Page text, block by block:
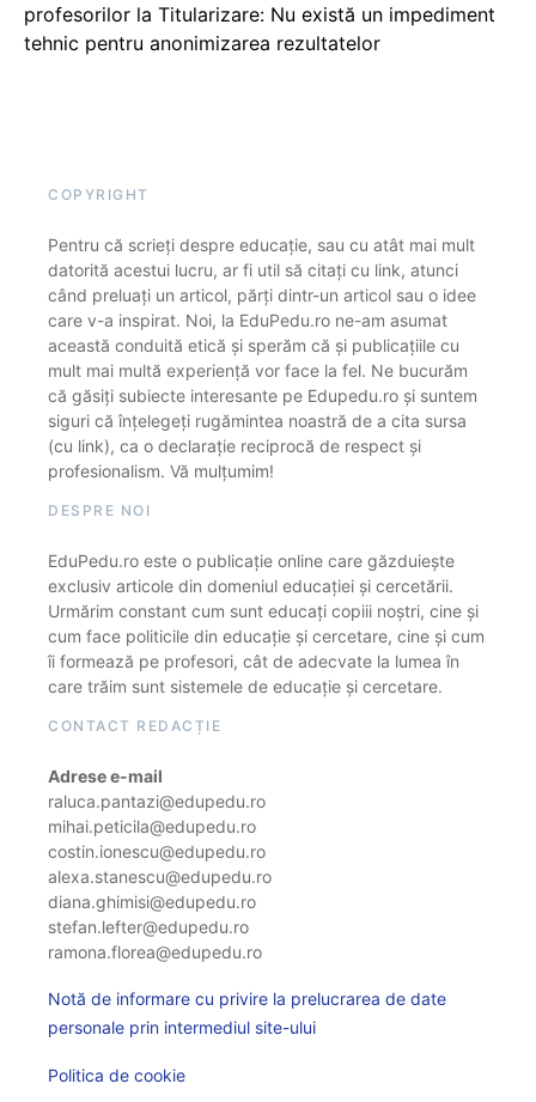
profesorilor la Titularizare: Nu există un impediment
tehnic pentru anonimizarea rezultatelor
COPYRIGHT
Pentru că scrieți despre educație, sau cu atât mai mult
datorită acestui lucru, ar fi util să citați cu link, atunci
când preluați un articol, părți dintr-un articol sau o idee
care v-a inspirat. Noi, la EduPedu.ro ne-am asumat
această conduită etică și sperăm că și publicațiile cu
mult mai multă experiență vor face la fel. Ne bucurăm
că găsiți subiecte interesante pe Edupedu.ro și suntem
siguri că înțelegeți rugămintea noastră de a cita sursa
(cu link), ca o declarație reciprocă de respect și
profesionalism. Vă mulțumim!
DESPRE NOI
EduPedu.ro este o publicație online care găzduiește
exclusiv articole din domeniul educației și cercetării.
Urmărim constant cum sunt educați copiii noștri, cine și
cum face politicile din educație și cercetare, cine și cum
îi formează pe profesori, cât de adecvate la lumea în
care trăim sunt sistemele de educație și cercetare.
CONTACT REDACȚIE
Adrese e-mail
raluca.pantazi@edupedu.ro
mihai.peticila@edupedu.ro
costin.ionescu@edupedu.ro
alexa.stanescu@edupedu.ro
diana.ghimisi@edupedu.ro
stefan.lefter@edupedu.ro
ramona.florea@edupedu.ro
Notă de informare cu privire la prelucrarea de date
personale prin intermediul site-ului
Politica de cookie